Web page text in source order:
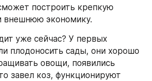
построить крепкую
внешнюю экономику.
уже сейчас? У первых
плодоносить сады, они хорошо
овощи, появились
завел коз, функционируют